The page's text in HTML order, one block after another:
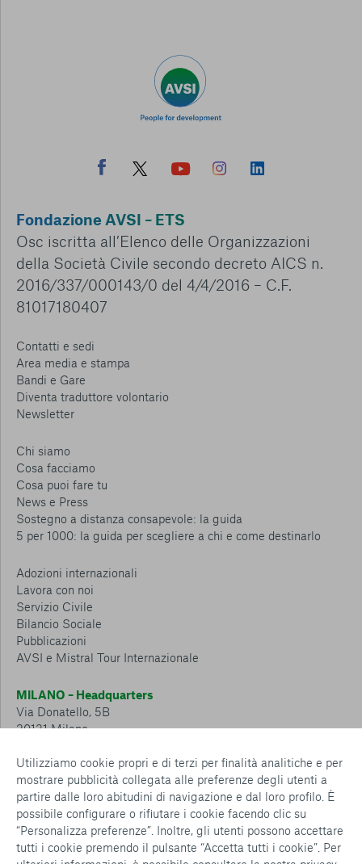
Utilizziamo cookie propri e di terzi per finalità analitiche e per
mostrare pubblicità collegata alle preferenze degli utenti a
partire dalle loro abitudini di navigazione e dal loro profilo. È
possibile configurare o rifiutare i cookie facendo clic su
“Personalizza preferenze”. Inoltre, gli utenti possono accettare
tutti i cookie premendo il pulsante “Accetta tutti i cookie”. Per
Fondazione AVSI – ETS
Osc iscritta all’Elenco delle Organizzazioni
della Società Civile secondo decreto AICS n.
2016/337/000143/0 del 4/4/2016 – C.F.
81017180407
Contatti e sedi
Area media e stampa
Bandi e Gare
Diventa traduttore volontario
Newsletter
Chi siamo
Cosa facciamo
Cosa puoi fare tu
News e Press
Sostegno a distanza consapevole: la guida
5 per 1000: la guida per scegliere a chi e come destinarlo
Adozioni internazionali
Lavora con noi
Servizio Civile
Bilancio Sociale
Pubblicazioni
AVSI e Mistral Tour Internazionale
MILANO – Headquarters
Via Donatello, 5B
20131 Milano
CESENA – Sostegno a distanza
Via Padre Vicinio da Sarsina, 216
47521 Cesena
Tel.: 0547 360 811